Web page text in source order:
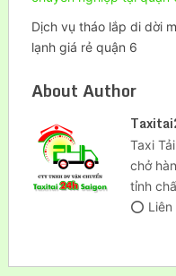
Dịch vụ tháo lắp di dời
lạnh giá rẻ quận 6
About Author
Taxi
chở
tỉnh
⭕